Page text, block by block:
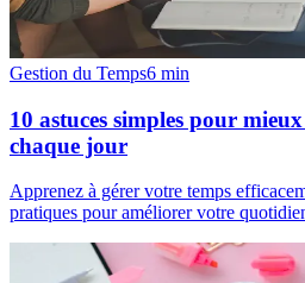
Gestion du Temps6 min
10 astuces simples pour
chaque jour
Apprenez à gérer votre temps
pratiques pour améliorer votre